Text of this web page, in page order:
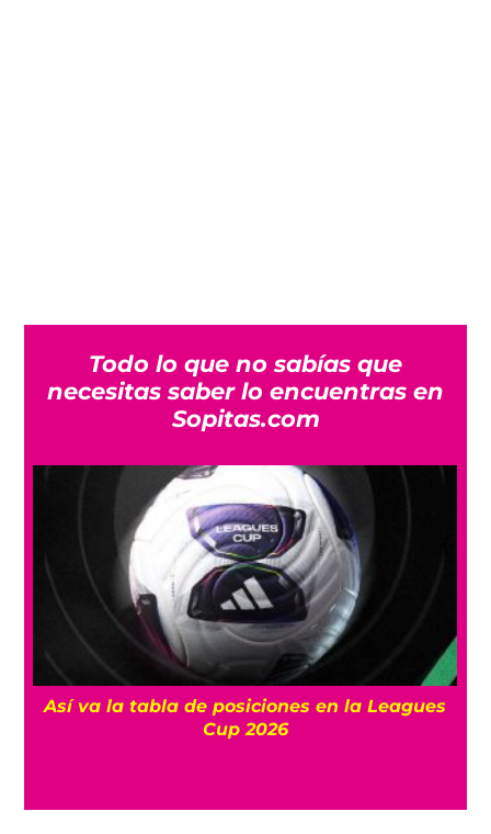
Todo lo que no sabías que
necesitas saber lo encuentras en
Sopitas.com
Así va la tabla de posiciones en la Leagues
Cup 2026